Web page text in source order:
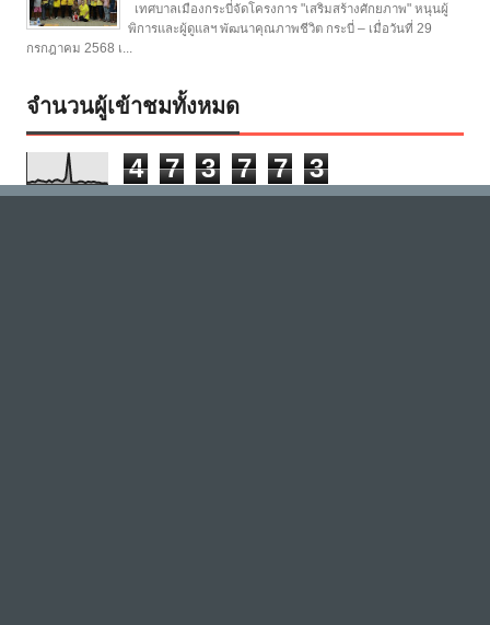
เทศบาลเมืองกระบี่จัดโครงการ "เสริมสร้างศักยภาพ" หนุนผู้
พิการและผู้ดูแลฯ พัฒนาคุณภาพชีวิต กระบี่ – เมื่อวันที่ 29
กรกฎาคม 2568 เ...
จำนวนผู้เข้าชมทั้งหมด
4 7 3 7 7 3